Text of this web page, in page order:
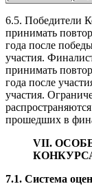
6.5. Победители
принимать
года после
участия.
принимать
года после
участия.
прошедших в
VII.
7.1. Система